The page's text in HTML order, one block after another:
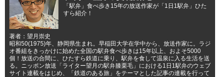
「駅弁」食べ歩き15年の放送作家が「1日1駅弁」ひた
すら紹介！
著者：望月崇史
昭和50(1975)年、静岡県生まれ。早稲田大学在学中から、放送作家に。ラジ
オ番組をきっかけに始めた全国の駅弁食べ歩きは15年以上、およそ5000
個！放送の合間に、ひたすら鉄道に乗り、駅弁を食して温泉に入る生活を送
る。ニッポン放送「ライター望月の駅弁膝栗毛」における1日1駅弁のウェブ
サイト連載をはじめ、「鉄道のある旅」をテーマとした記事の連載を行って